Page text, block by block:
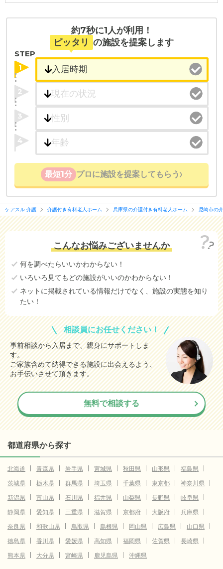
幅広い選択肢の中から、条件にあった施設を選ぶ
ことができます。
・こだわりの条件や医療体制から施設を探せる
たとえば「カラオケ」「麻雀」が楽しめる施設、
「夫婦入居可」の施設、「看取り可」の施設など、
医療・看護体制から施設を探すこともできます。
約7秒に1人が利用！
ピッタリ の施設を提案します
STEP
1
2
3
4
最短1分 プロに施設を提案してもらう
ケアスル 介護 介護付き有料老人ホーム 兵庫県の介護付き有料老人ホーム 尼崎市の
こんなお悩みございませんか
何を調べたらいいかわからない！
いろいろ見てもどの施設がいいのかわからない！
ネットに掲載されている情報だけでなく、施設の実態を知り
たい！
相談員にお任せください！
事前相談から入居まで、親身にサポートしま
す。
ご家族含めて納得できる施設に出会えるよう、
お手伝いさせて頂きます。
無料で相談する
都道府県から探す
北海道 青森県 岩手県 宮城県 秋田県 山形県
福島県
茨城県
栃木県 群馬県 埼玉県 千葉県 東京都
神奈川県
新潟県
富山県 石川県 福井県 山梨県 長野県
岐阜県
静岡県
愛知県 三重県 滋賀県 京都府 大阪府
兵庫県
奈良県
和歌山県 鳥取県 島根県 岡山県 広島県
山口県
徳島県
香川県 愛媛県 高知県 福岡県 佐賀県
長崎県
熊本県
大分県 宮崎県 鹿児島県 沖縄県